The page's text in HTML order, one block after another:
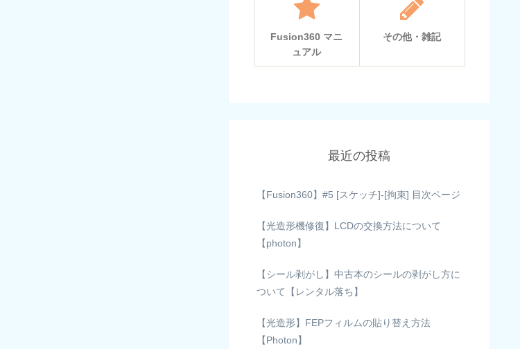
Fusion360 マニ
ュアル
その他・雑記
最近の投稿
【Fusion360】#5 [スケッチ]-[拘束] 目次ページ
【光造形機修復】LCDの交換方法について
【photon】
【シール剥がし】中古本のシールの剥がし方に
ついて【レンタル落ち】
【光造形】FEPフィルムの貼り替え方法
【Photon】